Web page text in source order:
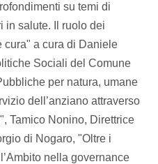
su temi di
in salute. Il ruolo dei
cura" a cura di Daniele
Sociali del Comune
per natura, umane
dell’anziano attraverso
Tamico Nonino, Direttrice
di Nogaro, "Oltre i
nella governance